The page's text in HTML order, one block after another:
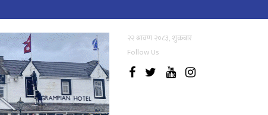
२२ श्रावण २०८३, शुक्रबार
Follow Us